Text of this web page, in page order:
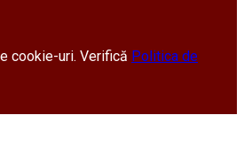
cookie-uri. Verifică Politica de